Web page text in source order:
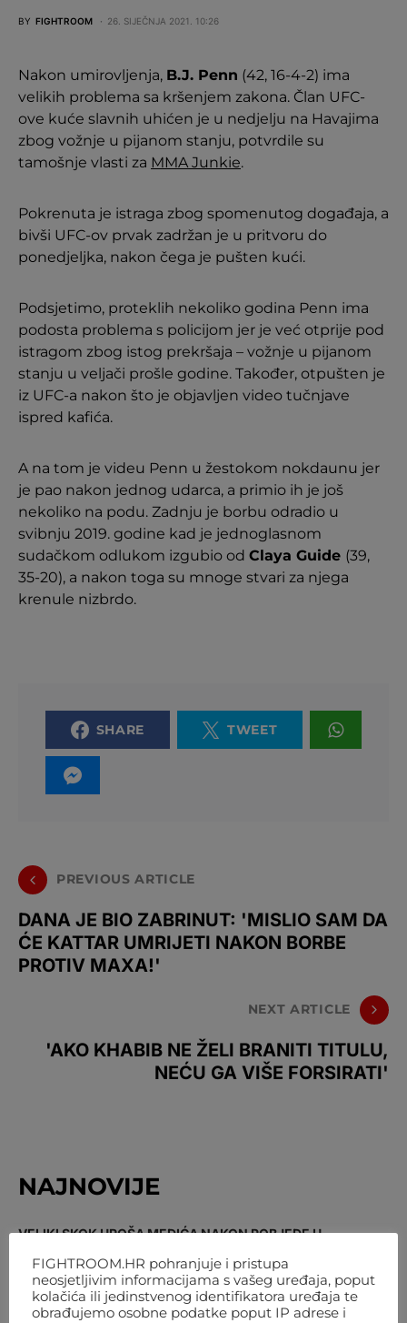
BY FIGHTROOM 26. SIJEČNJA 2021. 10:26
Nakon umirovljenja, B.J. Penn (42, 16-4-2) ima
velikih problema sa kršenjem zakona. Član UFC-
ove kuće slavnih uhićen je u nedjelju na Havajima
zbog vožnje u pijanom stanju, potvrdile su
tamošnje vlasti za MMA Junkie.
Pokrenuta je istraga zbog spomenutog događaja, a
bivši UFC-ov prvak zadržan je u pritvoru do
ponedjeljka, nakon čega je pušten kući.
Podsjetimo, proteklih nekoliko godina Penn ima
podosta problema s policijom jer je već otprije pod
istragom zbog istog prekršaja – vožnje u pijanom
stanju u veljači prošle godine. Također, otpušten je
iz UFC-a nakon što je objavljen video tučnjave
ispred kafića.
A na tom je videu Penn u žestokom nokdaunu jer
je pao nakon jednog udarca, a primio ih je još
nekoliko na podu. Zadnju je borbu odradio u
svibnju 2019. godine kad je jednoglasnom
sudačkom odlukom izgubio od Claya Guide (39,
35-20), a nakon toga su mnoge stvari za njega
krenule nizbrdo.
SHARE TWEET
PREVIOUS ARTICLE
DANA JE BIO ZABRINUT: 'MISLIO SAM DA
ĆE KATTAR UMRIJETI NAKON BORBE
PROTIV MAXA!'
NEXT ARTICLE
'AKO KHABIB NE ŽELI BRANITI TITULU,
NEĆU GA VIŠE FORSIRATI'
NAJNOVIJE
VELIKI SKOK UROŠA MEDIĆA NAKON POBJEDE U
BEOGRADU: DESETI JE VELTERAŠ SVIJETA
4. KOLOVOZA 2026. 16:11
FIGHTROOM.HR pohranjuje i pristupa
neosjetljivim informacijama s vašeg uređaja, poput
kolačića ili jedinstvenog identifikatora uređaja te
obrađujemo osobne podatke poput IP adrese i